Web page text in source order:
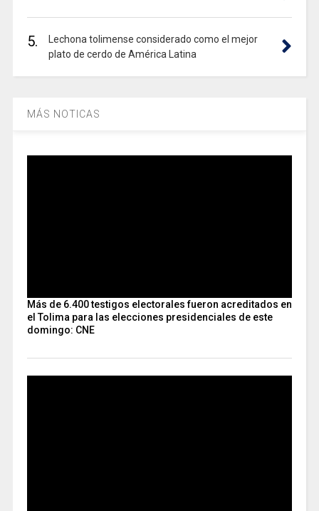
5.
Lechona tolimense considerado como el mejor
plato de cerdo de América Latina
MÁS NOTICAS
Más de 6.400 testigos electorales fueron acreditados en
el Tolima para las elecciones presidenciales de este
domingo: CNE